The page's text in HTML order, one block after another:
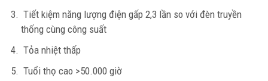
Tiết kiệm năng lượng điện gấp 2,3 lần so với đèn truyền
thống cùng công suất
Tỏa nhiệt thấp
Tuổi thọ cao >50.000 giờ